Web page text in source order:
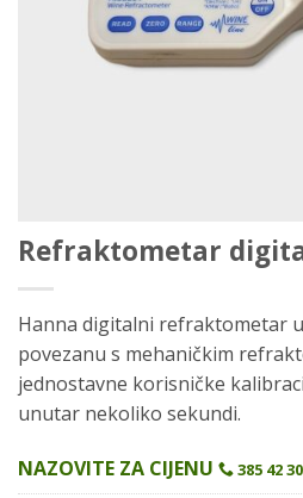
Refraktometar
Hanna digitalni refraktometar
povezanu s mehaničkim
jednostavne korisničke
unutar nekoliko sekundi.
NAZOVITE ZA CIJENU 385 42